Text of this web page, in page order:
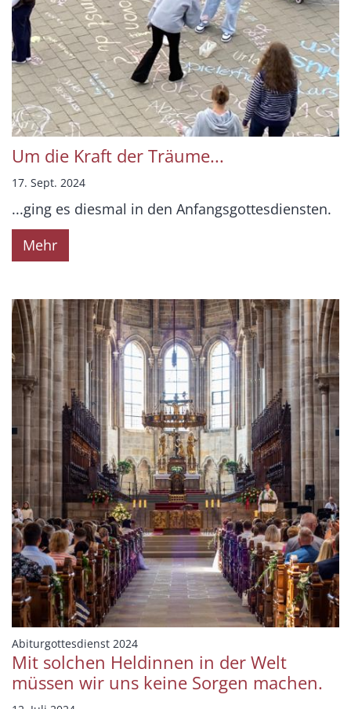
Um die Kraft der Träume...
17. Sept. 2024
...ging es diesmal in den Anfangsgottesdiensten.
Mehr
Abiturgottesdienst 2024:
Mit solchen Heldinnen in der Welt
müssen wir uns keine Sorgen machen.